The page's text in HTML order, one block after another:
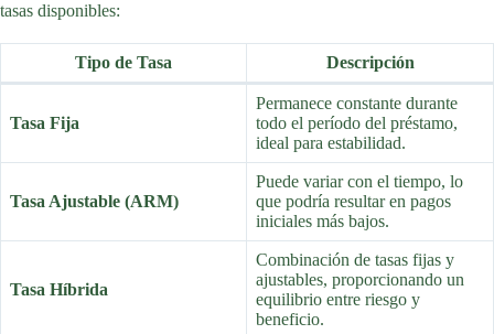
tasas disponibles:
Tipo de Tasa Descripción
Tasa Fija
Permanece constante durante
todo el período del préstamo,
ideal para estabilidad.
Tasa Ajustable (ARM)
Puede variar con el tiempo, lo
que podría resultar en pagos
iniciales más bajos.
Tasa Híbrida
Combinación de tasas fijas y
ajustables, proporcionando un
equilibrio entre riesgo y
beneficio.